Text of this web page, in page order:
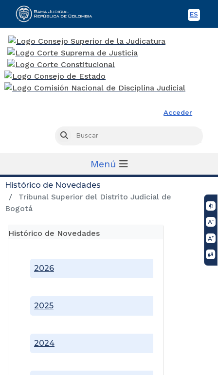
ES
Acceder
Buscar
Menú
Histórico de Novedades
Tribunal Superior del Distrito Judicial de
Bogotá
Histórico de Novedades
2024
2025
2026